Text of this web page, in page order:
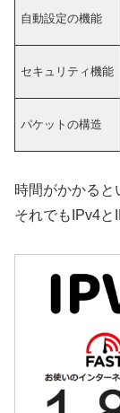
自動設定の機能
セキュリティ機能
パケットの構造
時間がかかると
それでもIPv4と